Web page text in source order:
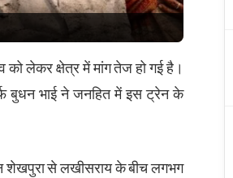
लेकर क्षेत्र में मांग तेज हो गई है।
बुधन भाई ने जनहित में इस ट्रेन के
शेखपुरा से लखीसराय के बीच लगभग